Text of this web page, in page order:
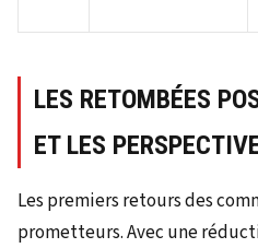
LES RETOMBÉES
ET LES
Les premiers retours des
prometteurs. Avec une